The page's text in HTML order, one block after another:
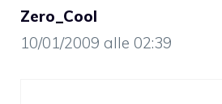
Zero_Cool
10/01/2009 alle 02:39